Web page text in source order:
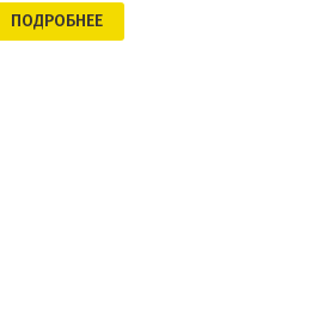
ПОДРОБНЕЕ